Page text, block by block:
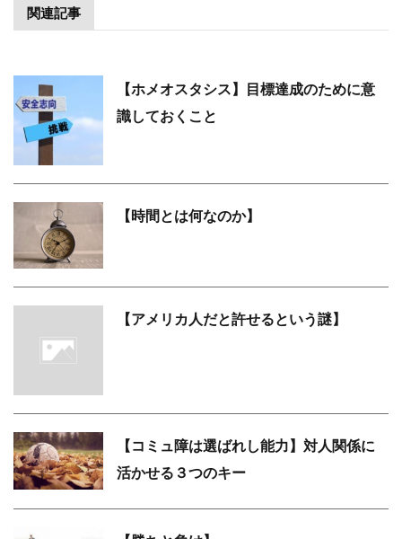
関連記事
【ホメオスタシス】目標達成のために意
識しておくこと
【時間とは何なのか】
【アメリカ人だと許せるという謎】
【コミュ障は選ばれし能力】対人関係に
活かせる３つのキー